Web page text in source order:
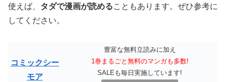
使えば、 タダで漫画が読めることもあります。ぜひ参考に
してください。
コミックシー
モア
豊富な無料立読みに加え
1巻まるごと無料のマンガも多数!
SALEも毎日実施しています!